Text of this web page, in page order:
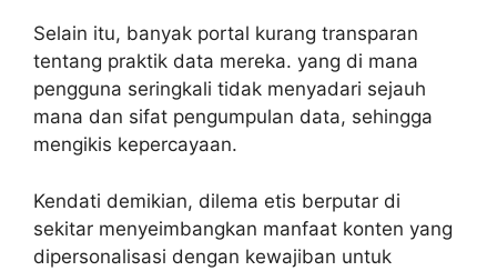
Selain itu, banyak portal kurang transparan
tentang praktik data mereka. yang di mana
pengguna seringkali tidak menyadari sejauh
mana dan sifat pengumpulan data, sehingga
mengikis kepercayaan.
Kendati demikian, dilema etis berputar di
sekitar menyeimbangkan manfaat konten yang
dipersonalisasi dengan kewajiban untuk